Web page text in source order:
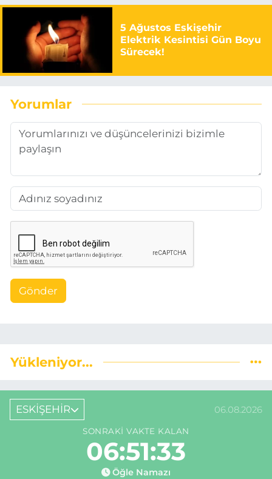
5 Ağustos Eskişehir
Elektrik Kesintisi Gün Boyu
Sürecek!
Yorumlar
Gönder
Yükleniyor...
ESKİŞEHİR 06.08.2026
SONRAKI VAKTE KALAN
06:51:32
Öğle Namazı